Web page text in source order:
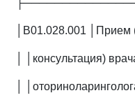
│B01.028.001 │Прием
│ │консультация)
│